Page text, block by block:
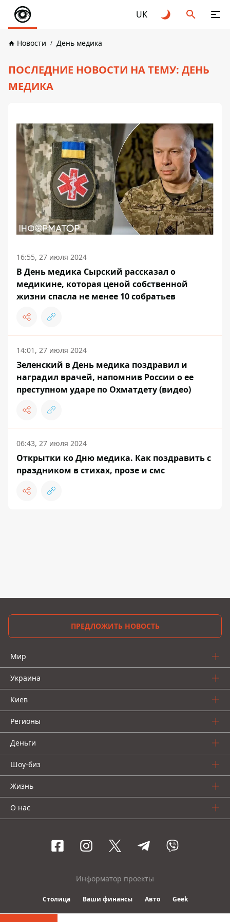
UK
Новости День медика
ПОСЛЕДНИЕ НОВОСТИ НА ТЕМУ: ДЕНЬ
МЕДИКА
16:55, 27 июля 2024
В День медика Сырский рассказал о
медикине, которая ценой собственной
жизни спасла не менее 10 собратьев
14:01, 27 июля 2024
Зеленский в День медика поздравил и
наградил врачей, напомнив России о ее
преступном ударе по Охматдету (видео)
06:43, 27 июля 2024
Открытки ко Дню медика. Как поздравить с
праздником в стихах, прозе и смс
ПРЕДЛОЖИТЬ НОВОСТЬ
Мир
Украина
Киев
Регионы
Деньги
Шоу-биз
Жизнь
О нас
Информатор проекты
Столица Ваши финансы Авто Geek